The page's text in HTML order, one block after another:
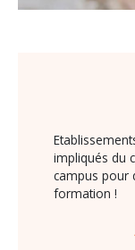
impliqués du
campus pour
formation !